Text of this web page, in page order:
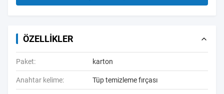
ÖZELLIKLER
Paket: karton
Anahtar kelime: Tüp temizleme fırçası